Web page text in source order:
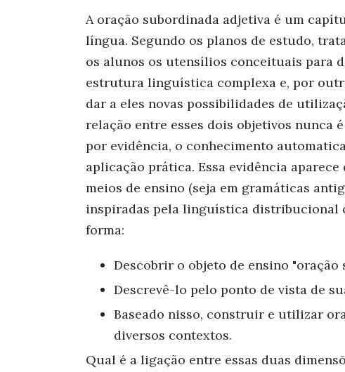
A oração subordinada adjetiva é um
língua. Segundo os planos de estudo,
os alunos os utensílios conceituais para
estrutura linguística complexa e, por
dar a eles novas possibilidades de
relação entre esses dois objetivos nunca
por evidência, o conhecimento
aplicação prática. Essa evidência
meios de ensino (seja em gramáticas
inspiradas pela linguística distribucional
forma:
Descobrir o objeto de ensino "oração
Descrevê-lo pelo ponto de vista de
Baseado nisso, construir e utilizar
diversos contextos.
Qual é a ligação entre essas duas